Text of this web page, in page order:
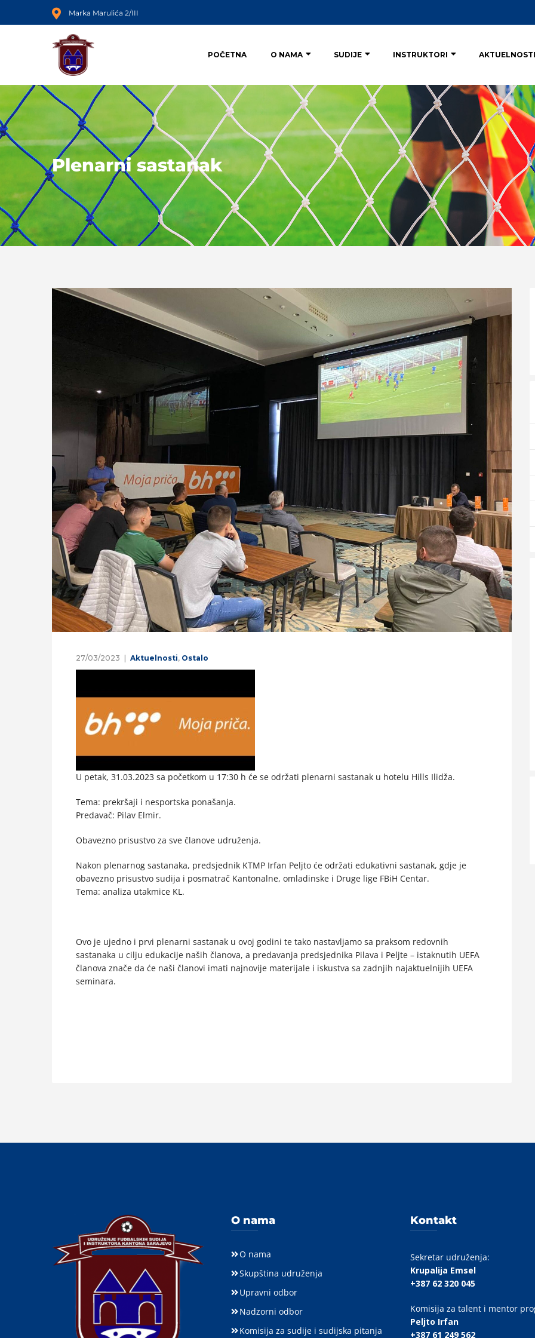
Marka Marulića 2/III
POČETNA O NAMA SUDIJE INSTRUKTORI AKTUELNOSTI
Plenarni sastanak
27/03/2023 Aktuelnosti, Ostalo
U petak, 31.03.2023 sa početkom u 17:30 h će se održati plenarni sastanak u hotelu Hills Ilidža.
Tema: prekršaji i nesportska ponašanja.
Predavač: Pilav Elmir.
Obavezno prisustvo za sve članove udruženja.
Nakon plenarnog sastanaka, predsjednik KTMP Irfan Peljto će održati edukativni sastanak, gdje je
obavezno prisustvo sudija i posmatrač Kantonalne, omladinske i Druge lige FBiH Centar.
Tema: analiza utakmice KL.
Ovo je ujedno i prvi plenarni sastanak u ovoj godini te tako nastavljamo sa praksom redovnih
sastanaka u cilju edukacije naših članova, a predavanja predsjednika Pilava i Peljte – istaknutih UEFA
članova znače da će naši članovi imati najnovije materijale i iskustva sa zadnjih najaktuelnijih UEFA
seminara.
O nama
O nama
Skupština udruženja
Upravni odbor
Nadzorni odbor
Komisija za sudije i sudijska pitanja
Kontakt
Sekretar udruženja:
Krupalija Emsel
+387 62 320 045
Komisija za talent i mentor
Peljto Irfan
+387 61 249 562